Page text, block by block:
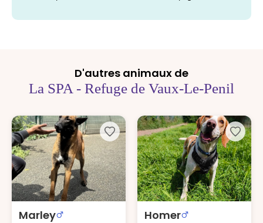
D'autres animaux de
La SPA - Refuge de Vaux-Le-Penil
Marley Homer